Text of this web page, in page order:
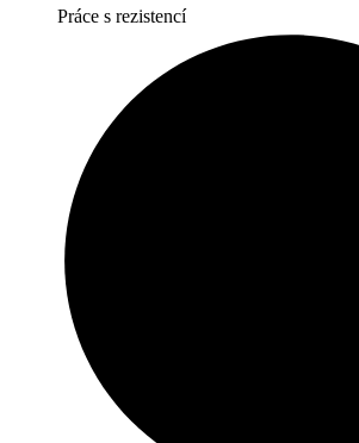
Práce s rezistencí